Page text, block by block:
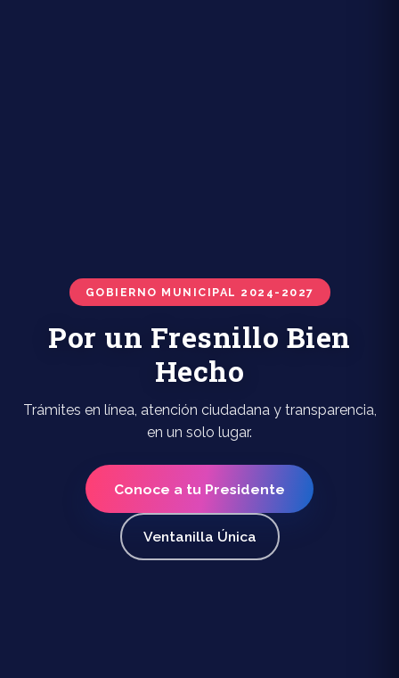
GOBIERNO MUNICIPAL 2024-2027
Por un Fresnillo Bien
Hecho
Trámites en línea, atención ciudadana y transparencia,
en un solo lugar.
Conoce a tu Presidente
Ventanilla Única